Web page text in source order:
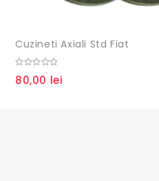
Cuzineti Axiali Std Fiat
out
80,00 lei